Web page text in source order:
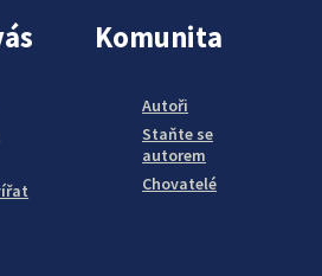
Komunita
Autoři
Staňte se
autorem
Chovatelé